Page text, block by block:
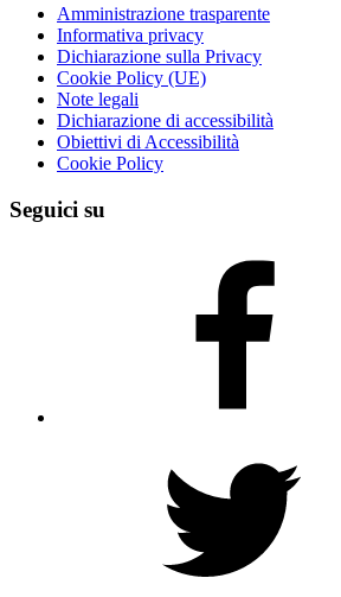
Amministrazione trasparente
Informativa privacy
Dichiarazione sulla Privacy
Cookie Policy (UE)
Note legali
Dichiarazione di accessibilità
Obiettivi di Accessibilità
Cookie Policy
Seguici su